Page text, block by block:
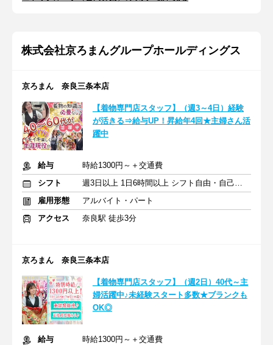
株式会社京ろまんグループホールディングス
京ろまん 奈良三条本店
【着物専門店スタッフ】（週3～4日）経験
が活きる⇒給与UP！昇給年4回★主婦さん活
躍中
給与
時給1300円～＋交通費
シフト
週3日以上 1日6時間以上 シフト自由・自己申告
雇用形態
アルバイト・パート
アクセス
奈良駅 徒歩3分
京ろまん 奈良三条本店
【着物専門店スタッフ】（週2日）40代～主
婦活躍中♪未経験スタート多数★ブランクも
OK◎
給与
時給1300円～＋交通費